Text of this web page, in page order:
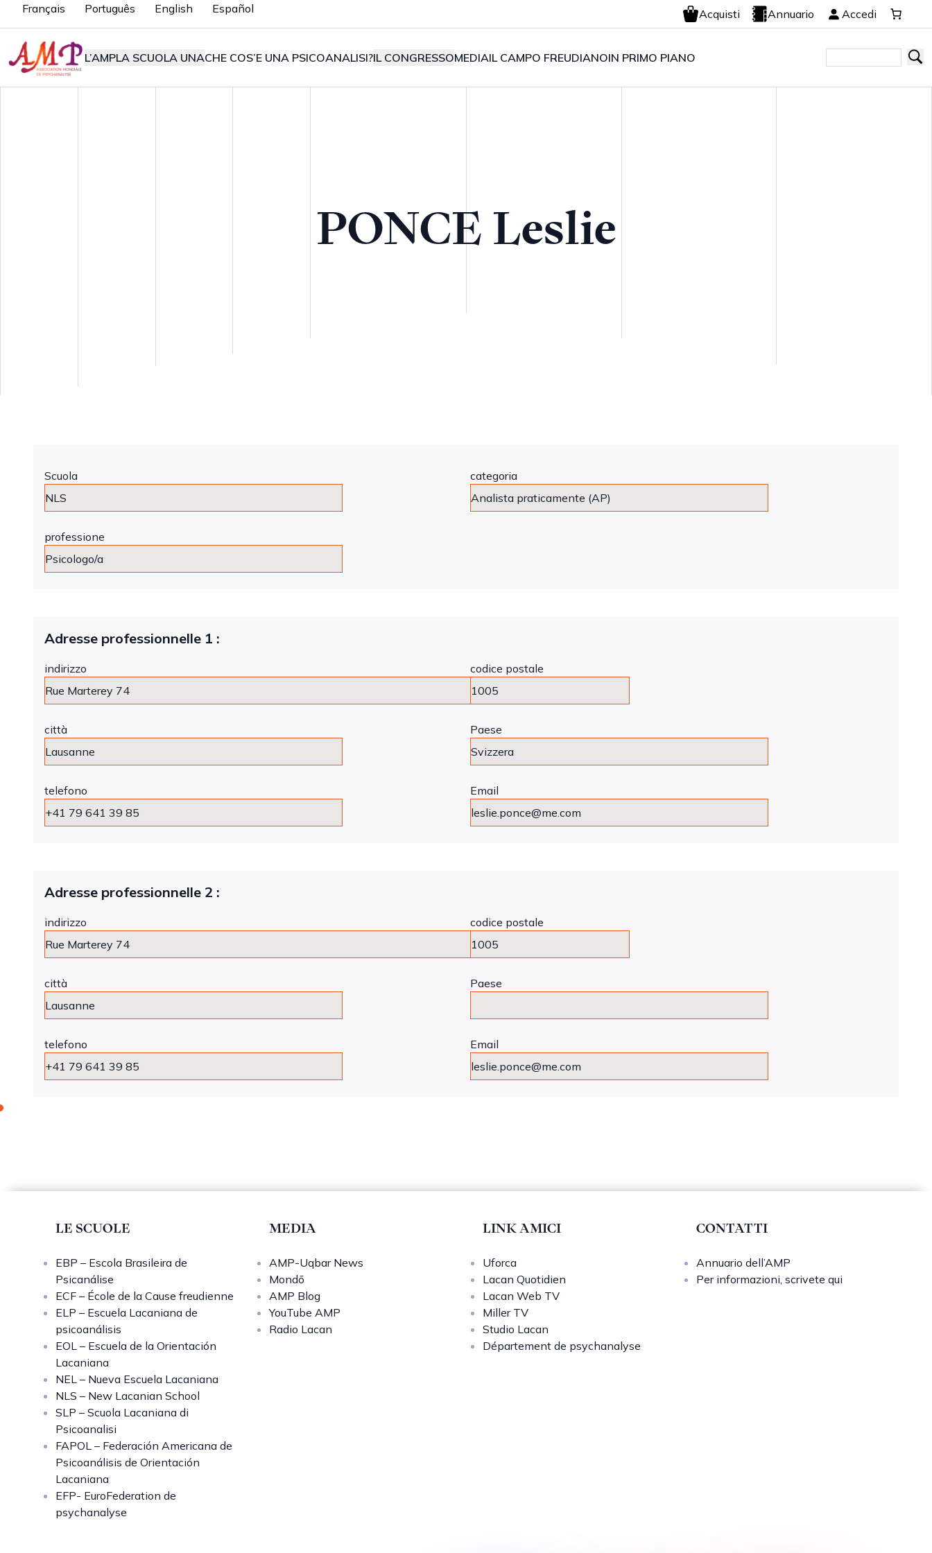
Français Português English Español Acquisti Annuario Accedi
L’AMPLA SCUOLA UNACHE COS’E UNA PSICOANALISI?IL CONGRESSOMEDIAIL CAMPO FREUDIANOIN PRIMO PIANO
PONCE Leslie
Scuola categoria
professione
Adresse professionnelle 1 :
indirizzo codice postale
città Paese
telefono Email
Adresse professionnelle 2 :
indirizzo codice postale
città Paese
telefono Email
LE SCUOLE
EBP – Escola Brasileira de
Psicanálise
ECF – École de la Cause freudienne
ELP – Escuela Lacaniana de
psicoanálisis
EOL – Escuela de la Orientación
Lacaniana
NEL – Nueva Escuela Lacaniana
NLS – New Lacanian School
SLP – Scuola Lacaniana di
Psicoanalisi
FAPOL – Federación Americana de
Psicoanálisis de Orientación
Lacaniana
EFP- EuroFederation de
psychanalyse
MEDIA
AMP-Uqbar News
Mondō
AMP Blog
YouTube AMP
Radio Lacan
LINK AMICI
Uforca
Lacan Quotidien
Lacan Web TV
Miller TV
Studio Lacan
Département de psychanalyse
CONTATTI
Annuario dell’AMP
Per informazioni, scrivete qui